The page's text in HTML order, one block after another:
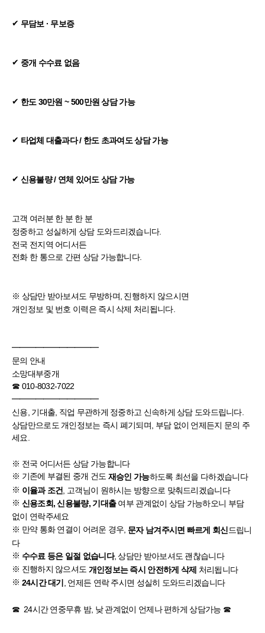
✔ 무담보 · 무보증
✔ 중개 수수료 없음
✔ 한도 30만원 ~ 500만원 상담 가능
✔ 타업체 대출과다 / 한도 초과여도 상담 가능
✔ 신용불량 / 연체 있어도 상담 가능
고객 여러분 한 분 한 분
정중하고 성실하게 상담 도와드리겠습니다.
전국 전지역 어디서든
전화 한 통으로 간편 상담 가능합니다.
※ 상담만 받아보셔도 무방하며, 진행하지 않으시면
개인정보 및 번호 이력은 즉시 삭제 처리됩니다.
━━━━━━━━━━━
문의 안내
소망대부중개
☎ 010-8032-7022
━━━━━━━━━━━
신용, 기대출, 직업 무관하게 정중하고 신속하게 상담 도와드립니다.
상담만으로도 개인정보는 즉시 폐기되며, 부담 없이 언제든지 문의 주
세요.
※ 전국 어디서든 상담 가능합니다
※ 기존에 부결된 중개 건도 재승인 가능하도록 최선을 다하겠습니다
※ 이율과 조건
, 고객님이 원하시는 방향으로 맞춰드리겠습니다
※ 신용조회, 신용불량, 기대출여부 관계없이 상담 가능하오니 부담
없이 연락주세요
※ 만약 통화 연결이 어려운 경우, 문자 남겨주시면 빠르게 회신 드립니
다
※ 수수료 등은 일절 없습니다, 상담만 받아보셔도 괜찮습니다
※ 진행하지 않으셔도 개인정보는 즉시 안전하게 삭제 처리됩니다
※ 24시간 대기 , 언제든 연락 주시면 성실히 도와드리겠습니다
☎ 24시간 연중무휴 밤, 낮 관계없이 언제나 편하게 상담가능 ☎